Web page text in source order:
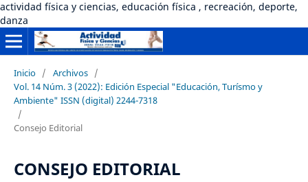
actividad física y ciencias, educación física , recreación, deporte,
danza
Inicio / Archivos /
Vol. 14 Núm. 3 (2022): Edición Especial "Educación, Turísmo y
Ambiente" ISSN (digital) 2244-7318
/
Consejo Editorial
CONSEJO EDITORIAL